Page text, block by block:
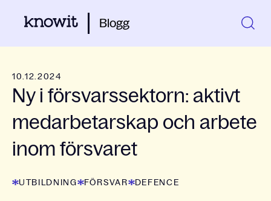
Blogg
10.12.2024
Ny i försvarssektorn: aktivt
medarbetarskap och arbete
inom försvaret
UTBILDNING FÖRSVAR DEFENCE